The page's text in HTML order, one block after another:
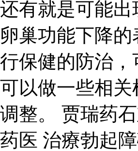
还有就是可能
卵巢功能下降
行保健的防治
可以做一些相
调整。 贾瑞药
药医 治療勃起